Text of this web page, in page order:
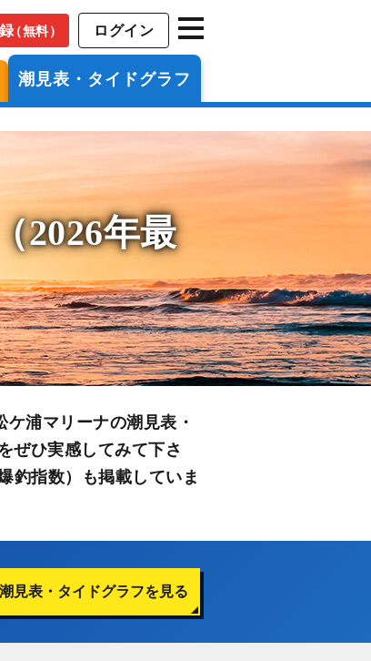
（無料） ログイン
潮見表・タイドグラフ
2026年最
浦マリーナの潮見表・
ぜひ実感してみて下さ
釣指数）も掲載していま
潮見表・タイドグラフを見る